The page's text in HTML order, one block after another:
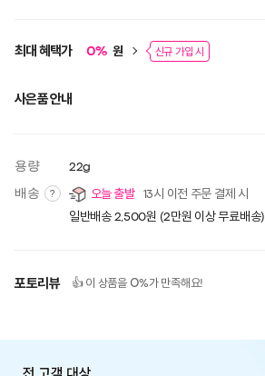
최대 혜택가 0% 원 신규 가입 시
사은품 안내
용량 22g
배송 ? 오늘 출발 13시 이전 주문 결제 시
일반배송 2,500원 (2만원 이상 무료배송)
포토리뷰 👍 이 상품을 0%가 만족해요!